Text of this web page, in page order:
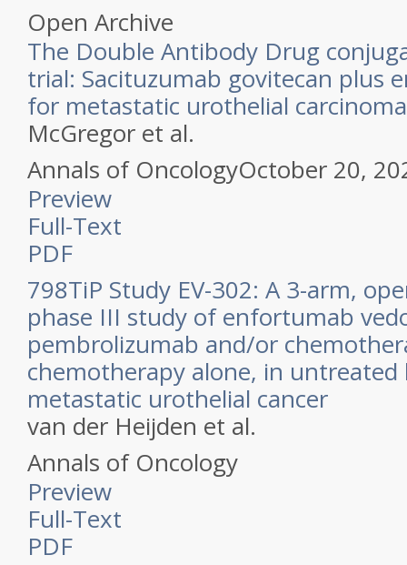
Open Archive
The Double Antibody Drug
trial: Sacituzumab govitecan plus
for metastatic urothelial carcinoma
McGregor et al.
Annals of OncologyOctober 20,
Preview
Full-Text
PDF
798TiP Study EV-302: A 3-arm,
phase III study of enfortumab
pembrolizumab and/or
chemotherapy alone, in untreated
metastatic urothelial cancer
van der Heijden et al.
Annals of Oncology
Preview
Full-Text
PDF